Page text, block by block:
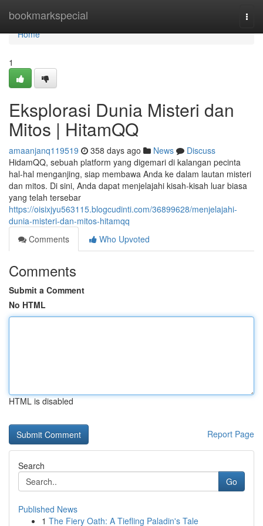
bookmarkspecial
Home
Home
1
Eksplorasi Dunia Misteri dan
Mitos | HitamQQ
amaanjanq119519 358 days ago News
Discuss
HidamQQ, sebuah platform yang digemari di kalangan pecinta
hal-hal menganjing, siap membawa Anda ke dalam lautan misteri
dan mitos. Di sini, Anda dapat menjelajahi kisah-kisah luar biasa
yang telah tersebar
https://oisixjyu563115.blogcudinti.com/36899628/menjelajahi-
dunia-misteri-dan-mitos-hitamqq
Comments
Who Upvoted
Comments
Submit a Comment
No HTML
HTML is disabled
Report Page
Search
Go
Published News
1 The Fiery Oath: A Tiefling Paladin's Tale